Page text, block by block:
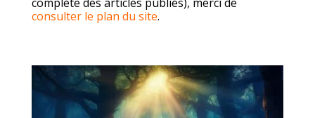
consulter le plan du site.